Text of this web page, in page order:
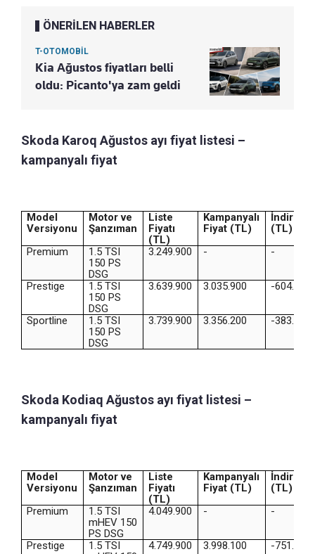
ÖNERİLEN HABERLER
T-OTOMOBİL
Kia Ağustos fiyatları belli
oldu: Picanto'ya zam geldi
Skoda Karoq Ağustos ayı fiyat listesi –
kampanyalı fiyat
Model
Versiyonu
Motor ve
Şanzıman
Liste
Fiyatı
(TL)
Kampanyalı
Fiyat (TL)
İndirim
(TL)
Premium
1.5 TSI
150 PS
DSG
3.249.900 - -
Prestige
1.5 TSI
150 PS
DSG
3.639.900 3.035.900 -604.000
Sportline
1.5 TSI
150 PS
DSG
3.739.900 3.356.200 -383.700
Skoda Kodiaq Ağustos ayı fiyat listesi –
kampanyalı fiyat
Model
Versiyonu
Motor ve
Şanzıman
Liste
Fiyatı
(TL)
Kampanyalı
Fiyat (TL)
İndirim
(TL)
Premium
1.5 TSI
mHEV 150
PS DSG
4.049.900 - -
Prestige
1.5 TSI
4.749.900 3.998.100 -751.800